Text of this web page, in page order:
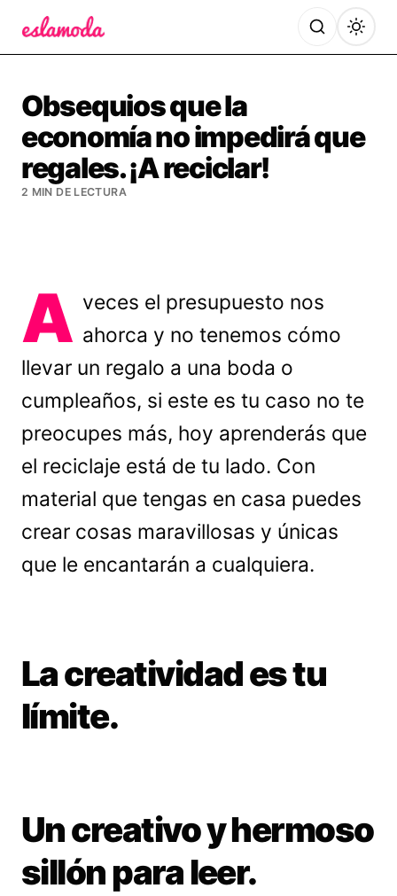
Obsequios que la
economía no impedirá que
regales. ¡A reciclar!
2 MIN DE LECTURA
A veces el presupuesto nos
ahorca y no tenemos cómo
llevar un regalo a una boda o
cumpleaños, si este es tu caso no te
preocupes más, hoy aprenderás que
el reciclaje está de tu lado. Con
material que tengas en casa puedes
crear cosas maravillosas y únicas
que le encantarán a cualquiera.
La creatividad es tu
límite.
Un creativo y hermoso
sillón para leer.